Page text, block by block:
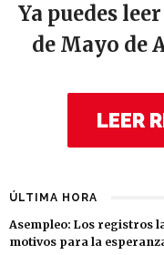
Ya puedes
de Mayo de
LEER
ÚLTIMA HORA
Asempleo: Los registros
motivos para la